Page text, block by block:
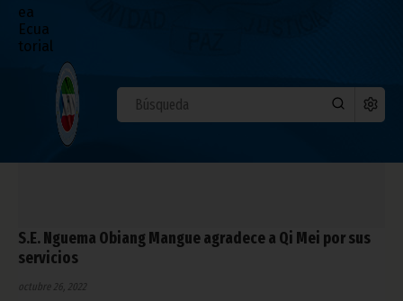
S.E. Nguema Obiang Mangue agradece a Qi Mei por sus
servicios
octubre 26, 2022